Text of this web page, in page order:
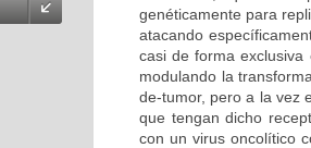
genéticamente para
atacando
casi de forma
modulando la
de-tumor, pero a la vez
que tengan dicho
con un virus oncolítico